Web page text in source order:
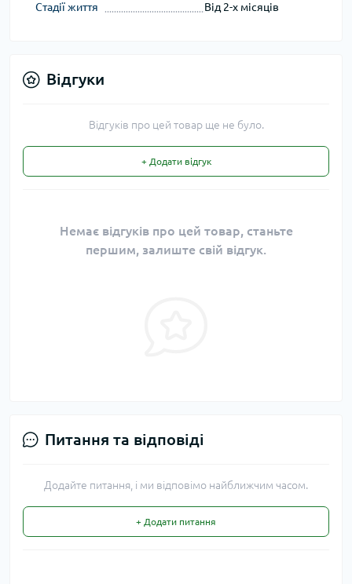
Стадії життя Від 2-х місяців
Відгуки
Відгуків про цей товар ще не було.
+ Додати відгук
Немає відгуків про цей товар, станьте
першим, залиште свій відгук.
Питання та відповіді
Додайте питання, і ми відповімо найближчим часом.
+ Додати питання